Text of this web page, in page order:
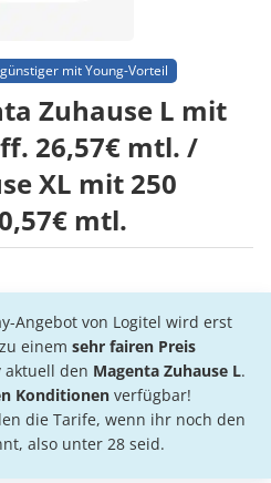
günstiger mit Young-Vorteil
Zuhause L mit
26,57€ mtl. /
XL mit 250
mtl.
Angebot von Logitel wird erst
einem sehr fairen Preis
aktuell den Magenta Zuhause L.
Konditionen verfügbar!
die Tarife, wenn ihr noch den
also unter 28 seid.